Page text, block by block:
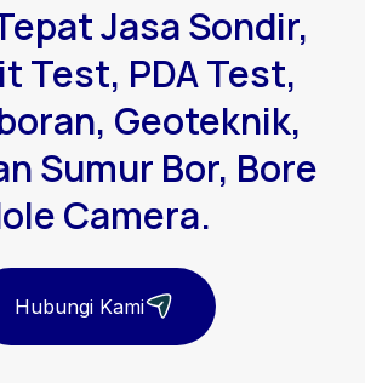
Jasa Sondir,
Test, PDA Test,
Geoteknik,
Sumur Bor, Bore
Camera.
Hubungi Kami